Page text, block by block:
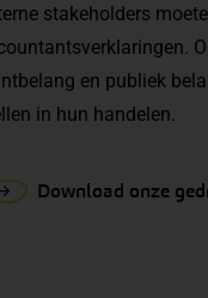
stakeholders
en publiek
in hun handelen.
Download onze